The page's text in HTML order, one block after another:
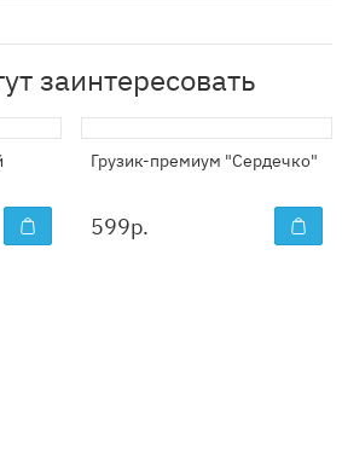
заинтересовать
Грузик-премиум "Сердечко"
599р.